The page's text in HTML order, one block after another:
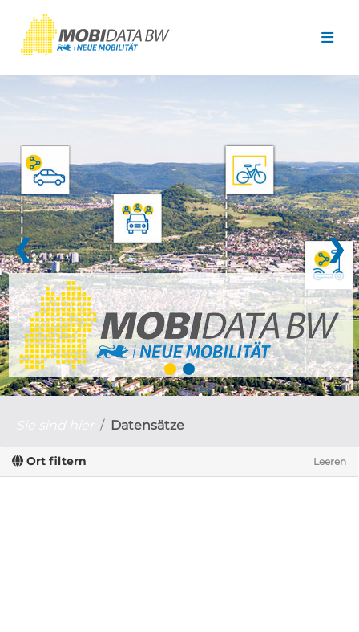
❮ ❯
Datensätze
Ort filtern Leeren